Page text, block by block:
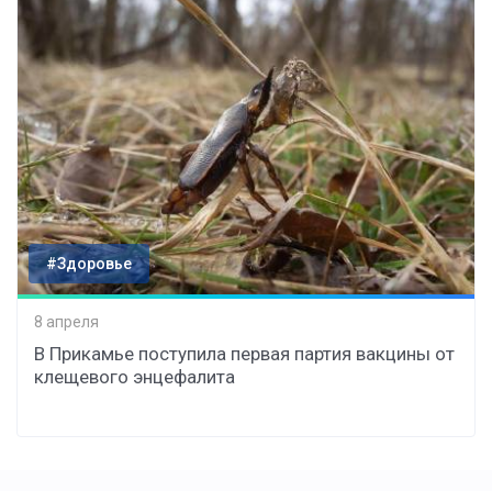
#Здоровье
8 апреля
В Прикамье поступила первая партия вакцины от
клещевого энцефалита